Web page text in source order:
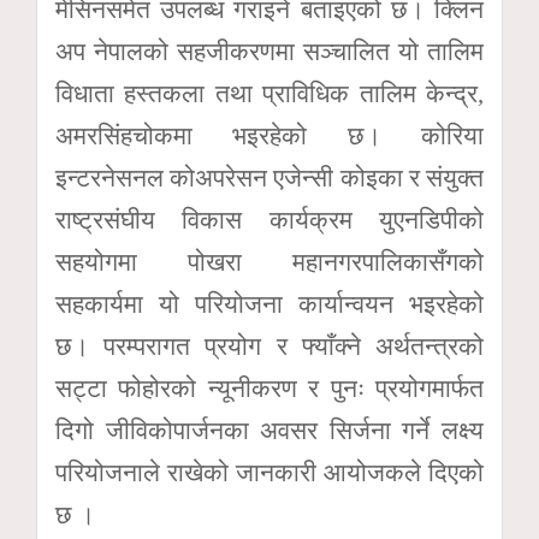
मेसिनसमेत उपलब्ध गराइने बताइएको छ। क्लिन
अप नेपालको सहजीकरणमा सञ्चालित यो तालिम
विधाता हस्तकला तथा प्राविधिक तालिम केन्द्र,
अमरसिंहचोकमा भइरहेको छ। कोरिया
इन्टरनेसनल कोअपरेसन एजेन्सी कोइका र संयुक्त
राष्ट्रसंघीय विकास कार्यक्रम युएनडिपीको
सहयोगमा पोखरा महानगरपालिकासँगको
सहकार्यमा यो परियोजना कार्यान्वयन भइरहेको
छ। परम्परागत प्रयोग र फ्याँक्ने अर्थतन्त्रको
सट्टा फोहोरको न्यूनीकरण र पुनः प्रयोगमार्फत
दिगो जीविकोपार्जनका अवसर सिर्जना गर्ने लक्ष्य
परियोजनाले राखेको जानकारी आयोजकले दिएको
छ ।